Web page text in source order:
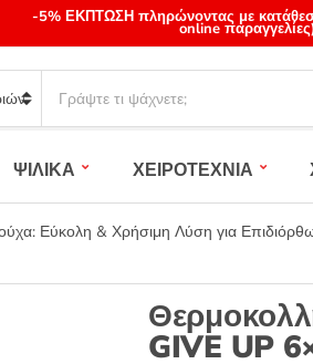
-5% ΕΚΠΤΩΣΗ πληρώνοντας με
online
a
c
h
p
ΨΙΛΙΚΑ ΧΕΙΡΟΤΕΧΝΙΑ
Εύκολη & Χρήσιμη Λύση για
GIVE UP